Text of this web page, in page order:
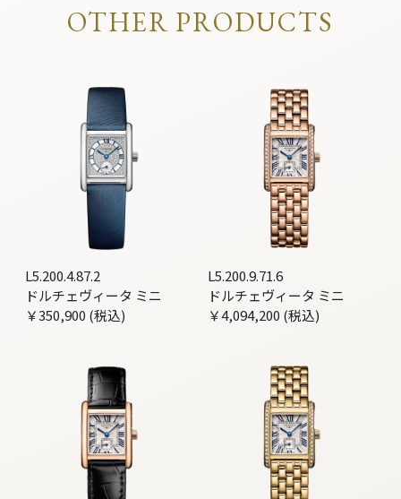
OTHER PRODUCTS
L5.200.4.87.2
ドルチェヴィータ ミニ
￥350,900 (税込)
L5.200.9.71.6
ドルチェヴィータ ミニ
￥4,094,200 (税込)